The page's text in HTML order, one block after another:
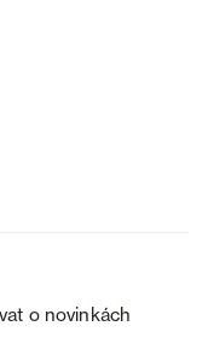
o novinkách